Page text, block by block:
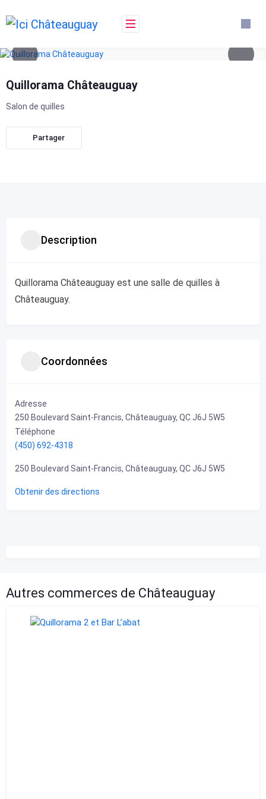
to
content
Quillorama Châteauguay
Salon de quilles
Partager
Description
Quillorama Châteauguay est une salle de quilles à
Châteauguay.
Coordonnées
Adresse
250 Boulevard Saint-Francis, Châteauguay, QC J6J 5W5
Téléphone
(450) 692-4318
250 Boulevard Saint-Francis, Châteauguay, QC J6J 5W5
Obtenir des directions
Autres commerces de Châteauguay